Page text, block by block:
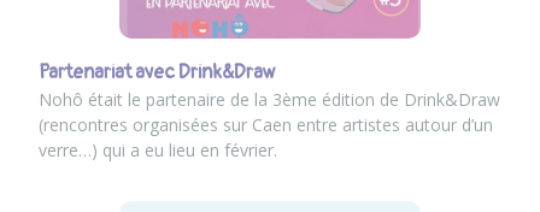
Partenariat avec Drink&Draw
Nohô était le partenaire de la 3ème édition de Drink&Draw
(rencontres organisées sur Caen entre artistes autour d’un
verre…) qui a eu lieu en février.